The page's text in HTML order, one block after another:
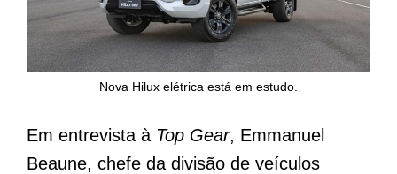
Nova Hilux elétrica está em estudo.
Em entrevista à Top Gear, Emmanuel
Beaune, chefe da divisão de veículos